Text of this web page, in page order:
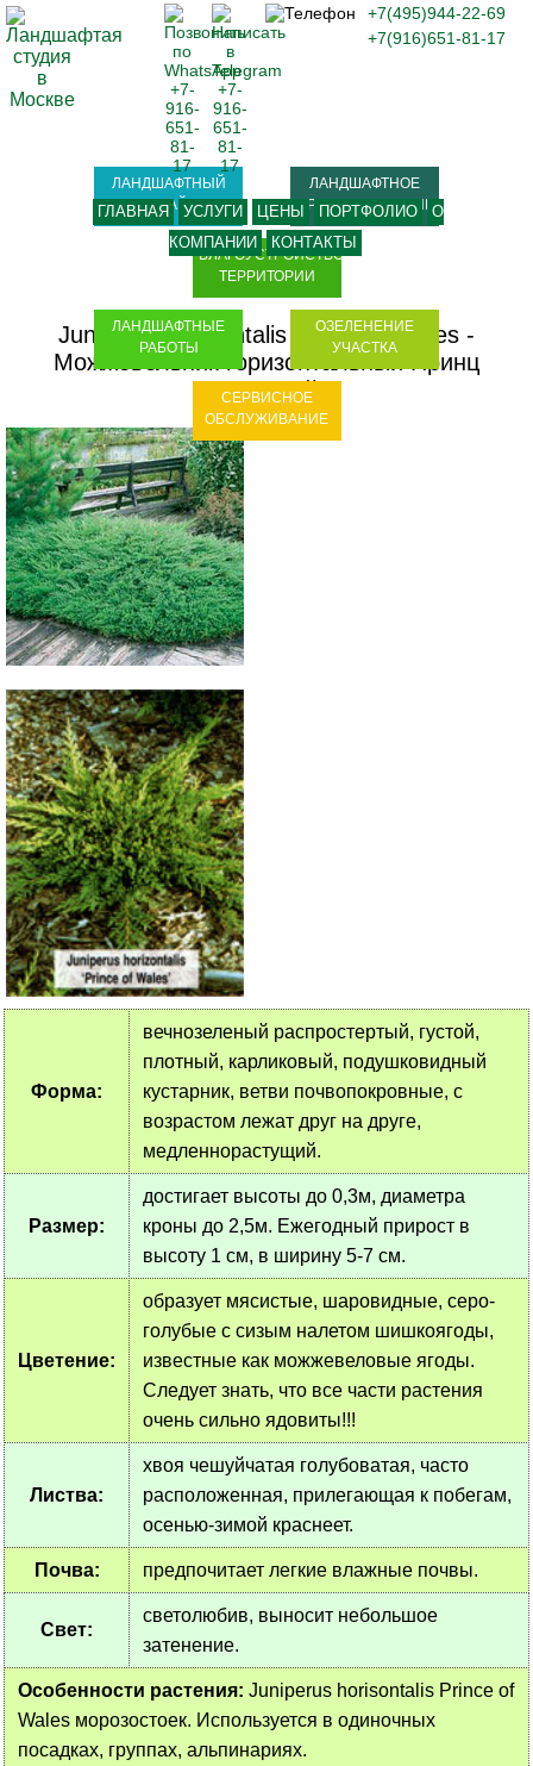
Juniperus horisontalis Prince of Wales -
Можжевельник горизонтальный Принц
Уэльский
Форма:
вечнозеленый распростертый, густой,
плотный, карликовый, подушковидный
кустарник, ветви почвопокровные, с
возрастом лежат друг на друге,
медленнорастущий.
Размер:
достигает высоты до 0,3м, диаметра
кроны до 2,5м. Ежегодный прирост в
высоту 1 см, в ширину 5-7 см.
Цветение:
образует мясистые, шаровидные, серо-
голубые с сизым налетом шишкоягоды,
известные как можжевеловые ягоды.
Следует знать, что все части растения
очень сильно ядовиты!!!
Листва:
хвоя чешуйчатая голубоватая, часто
расположенная, прилегающая к побегам,
осенью-зимой краснеет.
Почва: предпочитает легкие влажные почвы.
Свет:
светолюбив, выносит небольшое
затенение.
Особенности растения: Juniperus horisontalis Prince of
Wales морозостоек. Используется в одиночных
посадках, группах, альпинариях.
+7(495)944-22-69
+7(916)651-81-17
ГЛАВНАЯ УСЛУГИ ЦЕНЫ ПОРТФОЛИО
О
КОМПАНИИ
КОНТАКТЫ
ЛАНДШАФТНЫЙ
ДИЗАЙН
ЛАНДШАФТНОЕ
ПРОЕКТИРОВАНИЕ
БЛАГОУСТРОЙСТВО
ТЕРРИТОРИИ
ЛАНДШАФТНЫЕ
РАБОТЫ
ОЗЕЛЕНЕНИЕ
УЧАСТКА
СЕРВИСНОЕ
ОБСЛУЖИВАНИЕ